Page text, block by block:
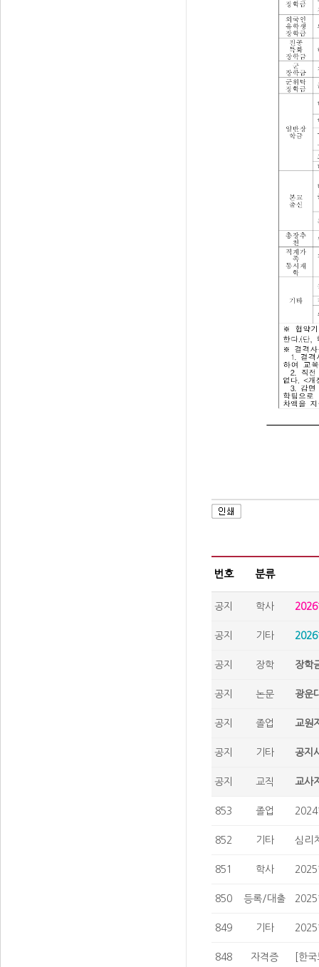
번호 분류
공지 학사 2026
공지 기타 2026
공지 장학 장학
공지 논문 광운
공지 졸업 교원
공지 기타 공지
공지 교직 교사
853 졸업 2024
852 기타 심리
851 학사 2025
850 등록/대출 2025
849 기타 2025
848 자격증 [한